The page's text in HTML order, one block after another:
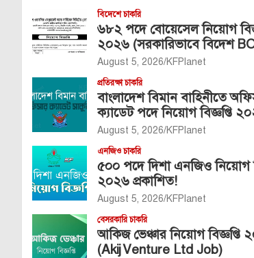
বিদেশে চাকরি
৬৮২ পদে বোয়েসেল নিয়োগ
২০২৬ (সরকারিভাবে বিদেশ
August 5, 2026 KFPlanet
প্রতিরক্ষা চাকরি
বাংলাদেশ বিমান বাহিনীতে
ক্যাডেট পদে নিয়োগ বিজ্ঞপ্তি
August 5, 2026 KFPlanet
এনজিও চাকরি
৫০০ পদে দিশা এনজিও নিয়োগ
২০২৬ প্রকাশিত!
August 5, 2026 KFPlanet
বেসরকারি চাকরি
আকিজ ভেঞ্চার নিয়োগ বিজ্ঞপ্তি
(Akij Venture Ltd Job)